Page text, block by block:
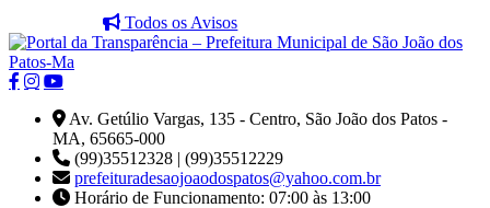
Todos os Avisos
Av. Getúlio Vargas, 135 - Centro, São João dos Patos -
MA, 65665-000
(99)35512328 | (99)35512229
prefeituradesaojoaodospatos@yahoo.com.br
Horário de Funcionamento: 07:00 às 13:00